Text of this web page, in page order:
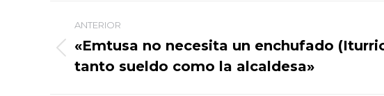
Navegación
entre
publicaciones
ANTERIOR
Publicación
anterior:
«Emtusa no necesita un enchufado
tanto sueldo como la alcaldesa»